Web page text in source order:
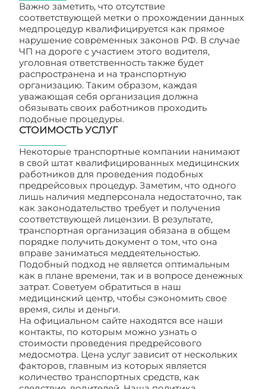
Важно заметить, что отсутствие
соответствующей метки о прохождении данных
медпроцедур квалифицируется как прямое
нарушение современных законов РФ. В случае
ЧП на дороге с участием этого водителя,
уголовная ответственность также будет
распространена и на транспортную
организацию. Таким образом, каждая
уважающая себя организация должна
обязывать своих работников проходить
подобные процедуры.
СТОИМОСТЬ УСЛУГ
Некоторые транспортные компании нанимают
в свой штат квалифицированных медицинских
работников для проведения подобных
предрейсовых процедур. Заметим, что одного
лишь наличия медперсонала недостаточно, так
как законодательство требует и получения
соответствующей лицензии. В результате,
транспортная организация обязана в общем
порядке получить документ о том, что она
вправе заниматься меддеятельностью.
Подобный подход не является оптимальным
как в плане времени, так и в вопросе денежных
затрат. Советуем обратиться в наш
медицинский центр, чтобы сэкономить свое
время, силы и деньги.
На официальном сайте находятся все наши
контакты, по которым можно узнать о
стоимости проведения предрейсового
медосмотра. Цена услуг зависит от нескольких
факторов, главным из которых является
количество транспортных средств, как